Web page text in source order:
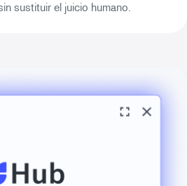
sustituir el juicio humano.